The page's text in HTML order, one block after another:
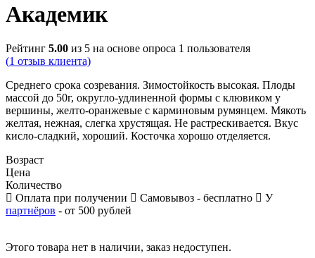
Академик
Рейтинг 5.00 из 5 на основе опроса 1 пользователя
(1 отзыв клиента)
Среднего срока созревания. Зимостойкость высокая. Плоды
массой до 50г, округло-удлиненной формы с клювиком у
вершины, желто-оранжевые с карминовым румянцем. Мякоть
желтая, нежная, слегка хрустящая. Не растрескивается. Вкус
кисло-сладкий, хороший. Косточка хорошо отделяется.
Возраст
Цена
Количество
Оплата при получении
Самовывоз - бесплатно
У
партнёров - от 500 рублей
Этого товара нет в наличии, заказ недоступен.